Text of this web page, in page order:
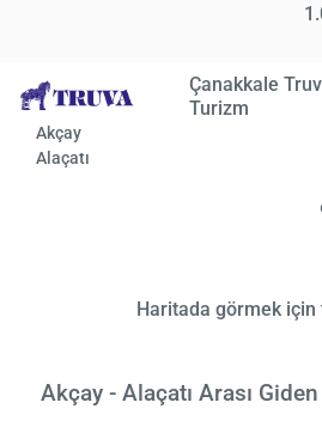
Çanakkale
Turizm
Akçay
Alaçatı
Haritada görmek için
Akçay - Alaçatı Arası